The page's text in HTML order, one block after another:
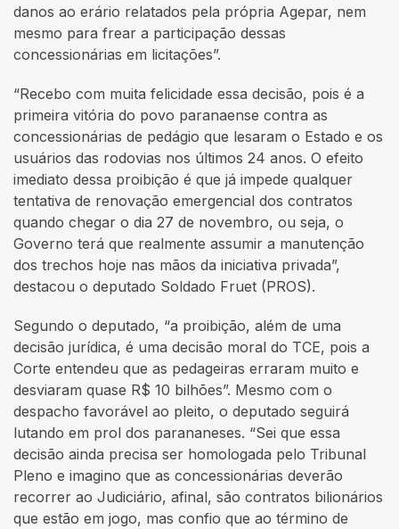
danos ao erário relatados pela própria Agepar, nem
mesmo para frear a participação dessas
concessionárias em licitações”.
“Recebo com muita felicidade essa decisão, pois é a
primeira vitória do povo paranaense contra as
concessionárias de pedágio que lesaram o Estado e os
usuários das rodovias nos últimos 24 anos. O efeito
imediato dessa proibição é que já impede qualquer
tentativa de renovação emergencial dos contratos
quando chegar o dia 27 de novembro, ou seja, o
Governo terá que realmente assumir a manutenção
dos trechos hoje nas mãos da iniciativa privada”,
destacou o deputado Soldado Fruet (PROS).
Segundo o deputado, “a proibição, além de uma
decisão jurídica, é uma decisão moral do TCE, pois a
Corte entendeu que as pedageiras erraram muito e
desviaram quase R$ 10 bilhões”. Mesmo com o
despacho favorável ao pleito, o deputado seguirá
lutando em prol dos parananeses. “Sei que essa
decisão ainda precisa ser homologada pelo Tribunal
Pleno e imagino que as concessionárias deverão
recorrer ao Judiciário, afinal, são contratos bilionários
que estão em jogo, mas confio que ao término de